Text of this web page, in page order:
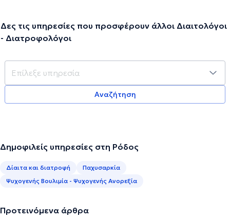
Δες τις υπηρεσίες που προσφέρουν άλλοι Διαιτολόγοι
- Διατροφολόγοι
Αναζήτηση
Δημοφιλείς υπηρεσίες στη Ρόδος
Δίαιτα και διατροφή
Παχυσαρκία
Ψυχογενής Βουλιμία - Ψυχογενής Ανορεξία
Προτεινόμενα άρθρα